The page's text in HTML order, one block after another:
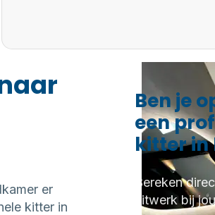
er
kitter in
Ben je
een
kitter in
Bereken
kitwerk bij